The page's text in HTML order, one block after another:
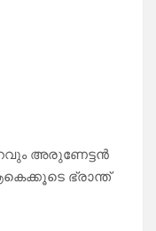
അരുണേട്ടൻ
ഭ്രാന്ത്